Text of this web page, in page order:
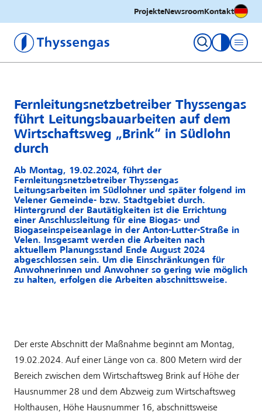
ProjekteNewsroomKontakt
Thyssengas GmbH
Fernleitungsnetzbetreiber Thyssengas
führt Leitungsbauarbeiten auf dem
Wirtschaftsweg „Brink“ in Südlohn
durch
Ab Montag, 19.02.2024, führt der
Fernleitungsnetzbetreiber Thyssengas
Leitungsarbeiten im Südlohner und später folgend im
Velener Gemeinde- bzw. Stadtgebiet durch.
Hintergrund der Bautätigkeiten ist die Errichtung
einer Anschlussleitung für eine Biogas- und
Biogaseinspeiseanlage in der Anton-Lutter-Straße in
Velen. Insgesamt werden die Arbeiten nach
aktuellem Planungsstand Ende August 2024
abgeschlossen sein. Um die Einschränkungen für
Anwohnerinnen und Anwohner so gering wie möglich
zu halten, erfolgen die Arbeiten abschnittsweise.
Der erste Abschnitt der Maßnahme beginnt am Montag,
19.02.2024. Auf einer Länge von ca. 800 Metern wird der
Bereich zwischen dem Wirtschaftsweg Brink auf Höhe der
Hausnummer 28 und dem Abzweig zum Wirtschaftsweg
Holthausen, Höhe Hausnummer 16, abschnittsweise